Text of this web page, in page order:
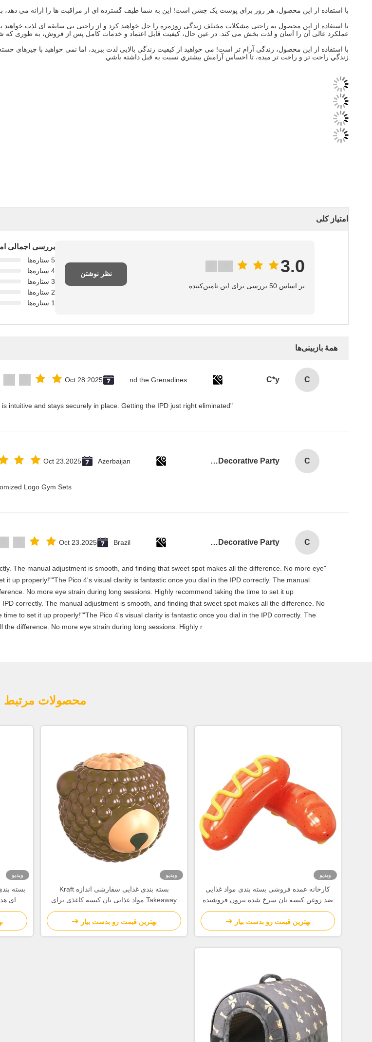
با استفاده از این محصول، هر روز برای پوست یک جشن است! این به شما طیف گسترده ای از مراقبت ها را ارائه می دهد،
با استفاده از این محصول به راحتی مشکلات مختلف زندگی روزمره را حل خواهید کرد و از راحتی بی سابقه ای لذت
عملکرد عالی آن را آسان و لذت بخش می کند. در عین حال، کیفیت قابل اعتماد و خدمات کامل پس از فروش، به طوری که
با استفاده از این محصول، زندگی آرام تر است! می خواهید از کیفیت زندگی بالایی لذت ببرید، اما نمی خواهید با چیزهای
زندگي راحت تر و راحت تر ميده، تا احساس آرامش بيشتري نسبت به قبل داشته باشي
امتیاز کلی
3.0
بر اساس 50 بررسی برای این تامین‌کننده
نظر نوشتن
بررسی اجمالی
5 ستاره‌ها
4 ستاره‌ها
3 ستاره‌ها
2 ستاره‌ها
1 ستاره‌ها
همهٔ بازبینی‌ها
C
C*y
Oct 28.2025
"I love how the Pico 4 handles IPD adjustment. The manual slider is intuitive and stays securely in place. Getting the IPD just right eliminated！
C
Custom Creative Goodie Christmas Kraft Paper Gift Bag with Your Own Logo for Xmas Decorative Party
Azerbaijan
Oct 23.2025
Logo Gym Sets
C
Custom Creative Goodie Christmas Kraft Paper Gift Bag with Your Own Logo for Xmas Decorative Party
Brazil
Oct 23.2025
The manual adjustment is smooth, and finding that sweet spot makes all the difference. No more eye
up properly!""The Pico 4's visual clarity is fantastic once you dial in the IPD correctly. The manual
No more eye strain during long sessions. Highly recommend taking the time to set it up
correctly. The manual adjustment is smooth, and finding that sweet spot makes all the difference. No
to set it up properly!""The Pico 4's visual clarity is fantastic once you dial in the IPD correctly. The
difference. No more eye strain during long sessions. Highly r
محصولات مرتبط
ویدیو
کارخانه عمده فروشی بسته بندی مواد غذایی
ضد روغن کیسه نان سرخ شده بیرون فروشنده
پایین کیسه کاغذی کرافت
بهترین قیمت رو بدست بیار
ویدیو
بسته بندی غذایی سفارشی اندازه Kraft
Takeaway مواد غذایی نان کیسه کاغذی برای
رستوران
بهترین قیمت رو بدست بیار
ویدیو
بسته
ای هدیه 2 بطری شراب